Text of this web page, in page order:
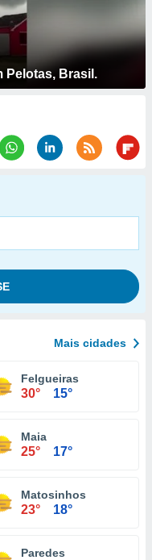
Pelotas, Brasil.
Mais cidades
Felgueiras
30° 15°
Maia
25° 17°
Matosinhos
23° 18°
Paredes